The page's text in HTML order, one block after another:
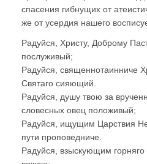
спасения гибнущих от
же от усердия нашего
Радуйся, Христу, Доброму
послуживый;
Радуйся, священнотаинниче
Святаго сияющий.
Радуйся, душу твою за
словесных овец положивый;
Радуйся, ищущим Царствия
пути проповедниче.
Радуйся, взыскующим